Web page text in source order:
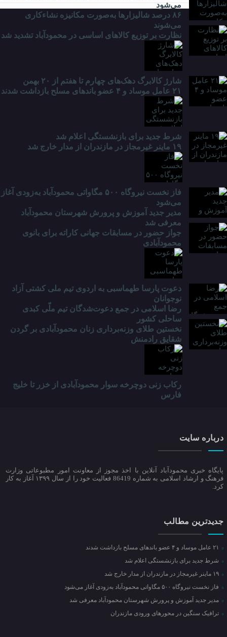
می‌شود
۸۶ درصد شالیزارها به‌صورت مکانیزه نشاءکاری
می‌شوند
نظارت بر توزیع کالا‌های اساسی در محمودآباد تشدید شد
شارژ کالابرگ دهک‌های چهارم تا هفتم از ۲۰ بهمن
۲۱ عامل موساد و ۴ عضو باند‌های مسلح بازداشت شدند
شرط جدید برای بازنشستگی اعلام شد
۱۹ ماینر غیرمجاز در مازندران از مدار خارج شد
فاز نخست نیروگاه ۵۰۰ مگاواتی محمودآباد به‌زودی آغاز
می‌شود
مدیر جدید آموزش و پرورش شهرستان محمودآباد
معرفی شد
جواز حضور در مسابقات جهانی کاراته برای بانوی
محمودآبادی
دعوت پارسا طهماسبی به اردوی تیم ملی کشتی آزاد
نوجوانان
رضا اسلامی در جمع دعوت‌شدگان تیم ملّی کبدی
ساحلی کشور
نخستین طلای وزنه‌برداری زنان محمودآبادی بر گردن
شقایق رادمنش
رکاب زنی دوچرخه سوار محمودآبادی از خزر تا خلیج
فارس
درباره سایت
پایگاه خبری محمودآباد آنلاین با اخذ مجوز از معاونت امور مطبوعاتی وزارت
فرهنگ و ارشاد اسلامی به شماره 86419 فعالیت خود را از سال ۱۳۹۹ آغاز به کار
کرد.
جدیدترین مطالب
شرط جدید برای بازنشستگی اعلام شد
فاز نخست نیروگاه ۵۰۰ مگاواتی محمودآباد به‌زودی آغاز می‌شود
مدیر جدید آموزش و پرورش شهرستان محمودآباد معرفی شد
ترافیک سنگین در محور‌های ورودی مازندران